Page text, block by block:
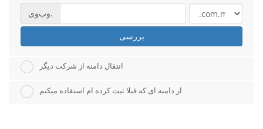
وب‌وی.
بررسی
انتقال دامنه از شرکت دیگر
از دامنه ای که قبلا ثبت کرده ام استفاده میکنم